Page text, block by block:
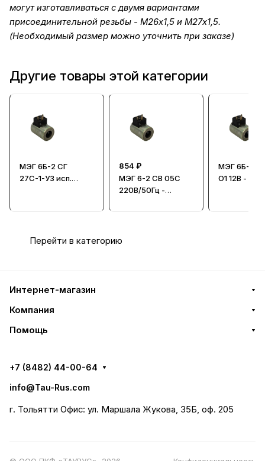
могут изготавливаться с двумя вариантами
присоединительной резьбы - М26х1,5 и М27х1,5.
(Необходимый размер можно уточнить при заказе)
Другие товары этой категории
МЭГ 6Б-2 СГ
27С-1-У3 исп.
854 ₽
МЭГ 6-2 СВ 05С
220В/50Гц -
МЭГ 6Б-2
О1 12В -
Перейти в категорию
Интернет-магазин
Компания
Помощь
+7 (8482) 44-00-64
info@Tau-Rus.com
г. Тольятти Офис: ул. Маршала Жукова, 35Б, оф. 205